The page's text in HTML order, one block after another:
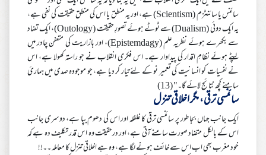
سائنس یا سائنٹزم (Scientism) ہے، اور یہ منطق یا اس کی منطق حقیقت کی نفی ہے،
یہ ایک دوئی (Dualism) سے ٹوٹے ہوئے تصورِ حقیقت (Outology)، ایک تضاد
سے بکھرے ہوئے نظریہ علم (Epistemdagy)، اور بازاریت کی متعفن چادر میں
لپٹے ہوئے نظامِ اقدار کی پیداوار ہے۔ اس فکری انقلاب نے جو راستہ کھولا ہے، اس
نے نفسیات کو انسانیت کی تعمیر نو کے لئے تیار کر دیا ہے، جو موجودہ صدی میں ہمارئ
سامنے کچھ نتائج لائے گا۔" (13)
سائنسی ترقی، مگر اخلاقی تنزل
ایک جانب جہاں بجا طور پر سائنسی ترقی کا غلغلہ اور اس کی دھوم بپا ہے، دوسری جانب
اس کے بالکل متضاد صورت سامنے آتی ہے، اور درحقیقت وہ اس قدر تکلیف دہ ہے کہ
خود مغرب بھی اب اس سے خائف ہونے لگا ہے، وہ ہے اخلاقی تنزل کا معاملہ ۔۔!!